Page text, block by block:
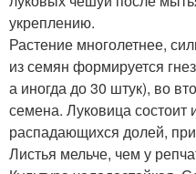
укреплению.
Растение многолетнее,
из семян формируется
а иногда до 30 штук), во
семена. Луковица состоит
распадающихся долей,
Листья мельче, чем у